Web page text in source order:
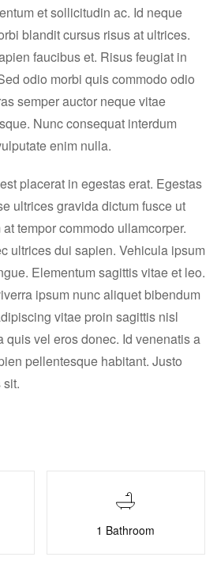
et sollicitudin ac. Id neque
blandit cursus risus at ultrices.
faucibus et. Risus feugiat in
odio morbi quis commodo odio
semper auctor neque vitae
Nunc consequat interdum
enim nulla.
placerat in egestas erat. Egestas
ultrices gravida dictum fusce ut
tempor commodo ullamcorper.
ultrices dui sapien. Vehicula ipsum
Elementum sagittis vitae et leo.
ipsum nunc aliquet bibendum
vitae proin sagittis nisl
quis vel eros donec. Id venenatis a
pellentesque habitant. Justo
1 Bathroom